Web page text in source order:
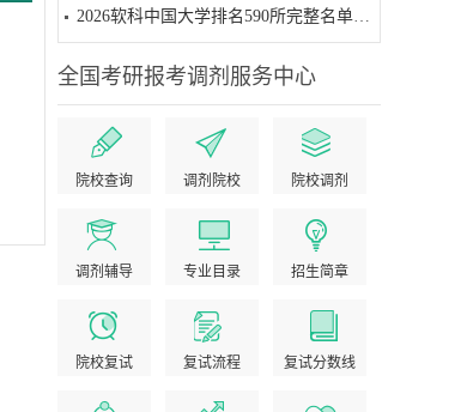
2026软科中国大学排名590所完整名单（301-400名）
全国考研报考调剂服务中心
院校查询 调剂院校 院校调剂
调剂辅导 专业目录 招生简章
院校复试 复试流程 复试分数线